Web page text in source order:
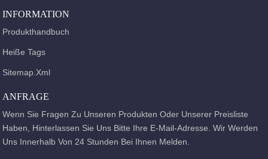
INFORMATION
Produkthandbuch
Heiße Tags
Sitemap.xml
ANFRAGE
Wenn Sie Fragen Zu Unseren Produkten Oder Unserer Preisliste
Haben, Hinterlassen Sie Uns Bitte Ihre E-Mail-Adresse. Wir Werden
Uns Innerhalb Von 24 Stunden Bei Ihnen Melden.